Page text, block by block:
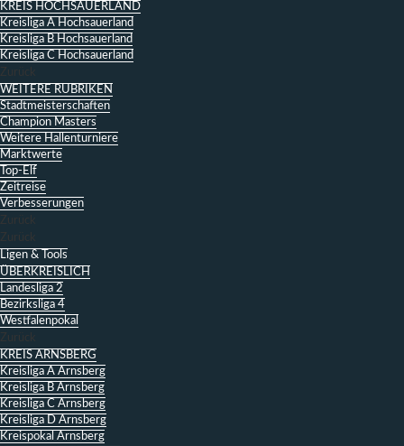
KREIS HOCHSAUERLAND
Kreisliga A Hochsauerland
Kreisliga B Hochsauerland
Kreisliga C Hochsauerland
Zurück
WEITERE RUBRIKEN
Stadtmeisterschaften
Champion Masters
Weitere Hallenturniere
Marktwerte
Top-Elf
Zeitreise
Verbesserungen
Zurück
Zurück
Ligen & Tools
ÜBERKREISLICH
Landesliga 2
Bezirksliga 4
Westfalenpokal
Zurück
KREIS ARNSBERG
Kreisliga A Arnsberg
Kreisliga B Arnsberg
Kreisliga C Arnsberg
Kreisliga D Arnsberg
Kreispokal Arnsberg